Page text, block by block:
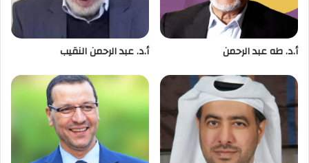
أ.د. طه عبد الرحمن أ.د. عبد الرحمن النقيب